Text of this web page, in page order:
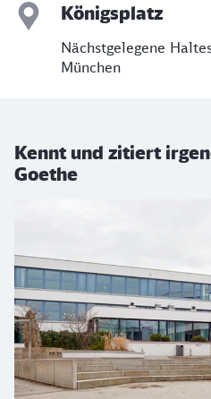
Königsplatz
Nächstgelegene
München
Kennt und zitiert
Goethe